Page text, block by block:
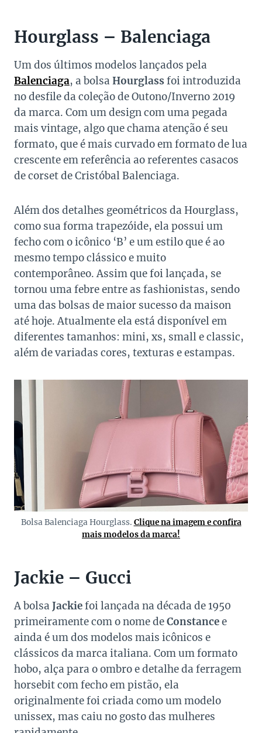
Hourglass – Balenciaga
Um dos últimos modelos lançados pela
Balenciaga, a bolsa Hourglass foi introduzida
no desfile da coleção de Outono/Inverno 2019
da marca. Com um design com uma pegada
mais vintage, algo que chama atenção é seu
formato, que é mais curvado em formato de lua
crescente em referência ao referentes casacos
de corset de Cristóbal Balenciaga.
Além dos detalhes geométricos da Hourglass,
como sua forma trapezóide, ela possui um
fecho com o icônico ‘B’ e um estilo que é ao
mesmo tempo clássico e muito
contemporâneo. Assim que foi lançada, se
tornou uma febre entre as fashionistas, sendo
uma das bolsas de maior sucesso da maison
até hoje. Atualmente ela está disponível em
diferentes tamanhos: mini, xs, small e classic,
além de variadas cores, texturas e estampas.
Bolsa Balenciaga Hourglass. Clique na imagem e confira
mais modelos da marca!
Jackie – Gucci
A bolsa Jackiefoi lançada na década de 1950
primeiramente com o nome deConstancee
ainda é um dos modelos mais icônicos e
clássicos da marca italiana. Com um formato
hobo, alça para o ombro e detalhe da ferragem
horsebit com fecho em pistão, ela
originalmente foi criada como um modelo
unissex, mas caiu no gosto das mulheres